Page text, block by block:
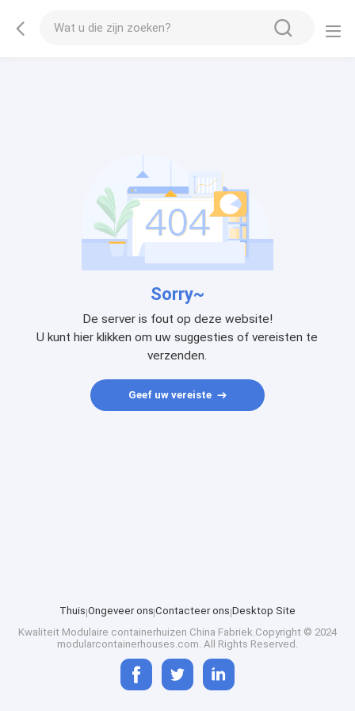
Sorry~
De server is fout op deze website!
U kunt hier klikken om uw suggesties of vereisten te
verzenden.
Geef uw vereiste
Thuis Ongeveer ons Contacteer ons Desktop Site
Kwaliteit Modulaire containerhuizen China Fabriek.Copyright © 2024
modularcontainerhouses.com. All Rights Reserved.